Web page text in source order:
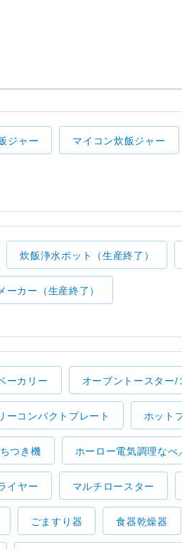
ジャー マイコン炊飯ジャー
炊飯浄水ポット（生産終了）
ーカー（生産終了）
ーカリー オーブントースター
ーコンパクトプレート ホット
つき機 ホーロー電気調理なべ
イヤー マルチロースター
ごますり器 食器乾燥器